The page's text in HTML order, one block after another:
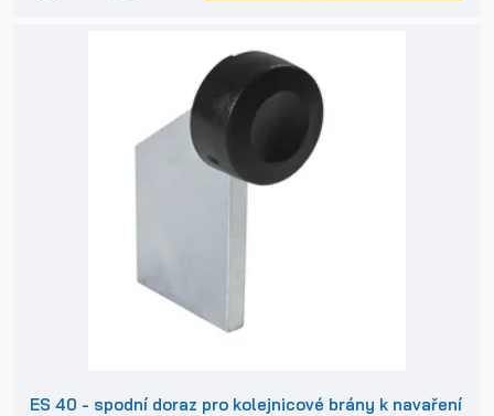
ES 40 - spodní doraz pro kolejnicové brány k navaření